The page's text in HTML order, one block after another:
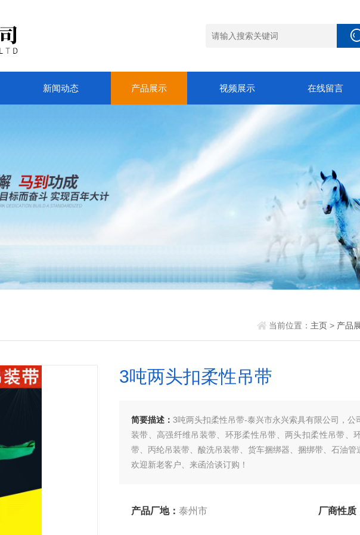
新闻动态 产品展示 视频展示 在线留言
当前位置： 主页> 产品
3吨两头扣柔性吊带
简要描述： 3吨两头扣柔性吊带-泰兴市永兴索具有限公司，公
装带、高强纤维吊装带、环形柔性吊带、两头扣柔性吊带、
带、丙纶吊装带、酸洗吊装带、货车捆绑器、捆绑带、石油管
欢迎新老客户、来函洽谈订购！
产品厂地： 泰州市 厂商性质